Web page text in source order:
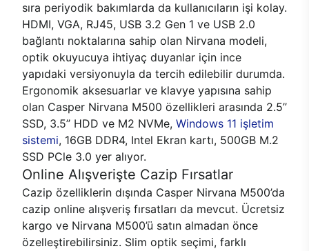
sıra periyodik bakımlarda da kullanıcıların işi kolay.
HDMI, VGA, RJ45, USB 3.2 Gen 1 ve USB 2.0
bağlantı noktalarına sahip olan Nirvana modeli,
optik okuyucuya ihtiyaç duyanlar için ince
yapıdaki versiyonuyla da tercih edilebilir durumda.
Ergonomik aksesuarlar ve klavye yapısına sahip
olan Casper Nirvana M500 özellikleri arasında 2.5’’
SSD, 3.5’’ HDD ve M2 NVMe, Windows 11 işletim
sistemi, 16GB DDR4, Intel Ekran kartı, 500GB M.2
SSD PCle 3.0 yer alıyor.
Online Alışverişte Cazip Fırsatlar
Cazip özelliklerin dışında Casper Nirvana M500’da
cazip online alışveriş fırsatları da mevcut. Ücretsiz
kargo ve Nirvana M500’ü satın almadan önce
özelleştirebilirsiniz. Slim optik seçimi, farklı